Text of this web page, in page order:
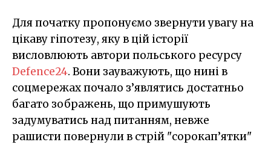
Для початку пропонуємо звернути увагу на
цікаву гіпотезу, яку в цій історії
висловлюють автори польського ресурсу
Defence24. Вони зауважують, що нині в
соцмережах почало з’являтись достатньо
багато зображень, що примушують
задумуватись над питанням, невже
рашисти повернули в стрій "сорокап’ятки"